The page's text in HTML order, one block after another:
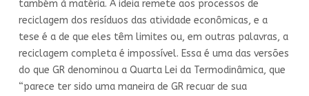
também à matéria. A ideia remete aos processos de
reciclagem dos resíduos das atividade econômicas, e a
tese é a de que eles têm limites ou, em outras palavras, a
reciclagem completa é impossível. Essa é uma das versões
do que GR denominou a Quarta Lei da Termodinâmica, que
“parece ter sido uma maneira de GR recuar de sua